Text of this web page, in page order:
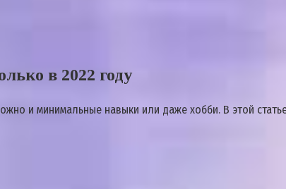
в 2022 году
и минимальные навыки или даже хобби. В этой